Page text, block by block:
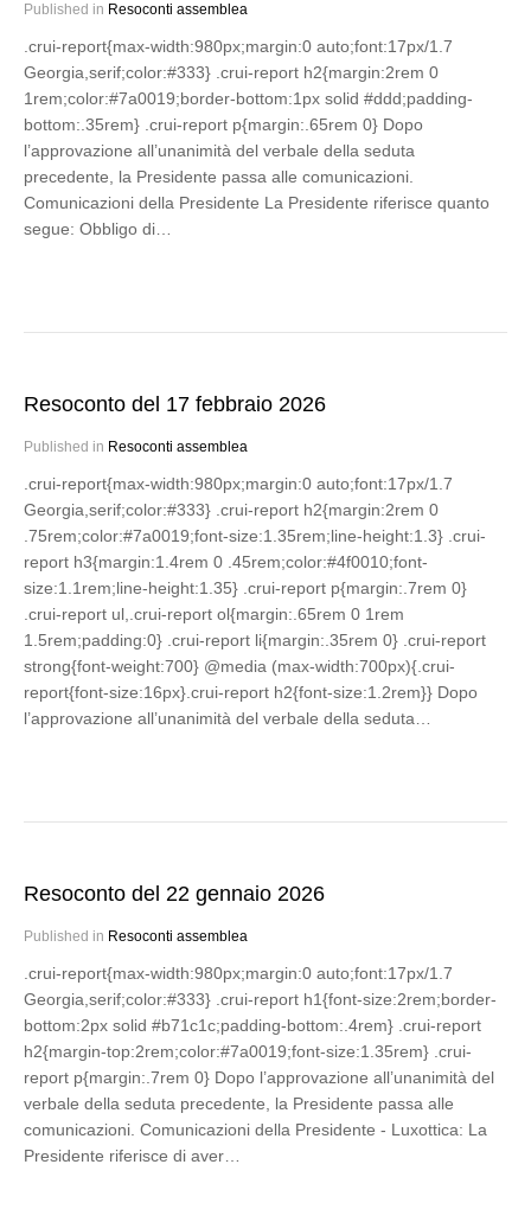
Published in Resoconti assemblea
.crui-report{max-width:980px;margin:0 auto;font:17px/1.7
Georgia,serif;color:#333} .crui-report h2{margin:2rem 0
1rem;color:#7a0019;border-bottom:1px solid #ddd;padding-
bottom:.35rem} .crui-report p{margin:.65rem 0} Dopo
l’approvazione all’unanimità del verbale della seduta
precedente, la Presidente passa alle comunicazioni.
Comunicazioni della Presidente La Presidente riferisce quanto
segue: Obbligo di…
Resoconto del 17 febbraio 2026
Published in Resoconti assemblea
.crui-report{max-width:980px;margin:0 auto;font:17px/1.7
Georgia,serif;color:#333} .crui-report h2{margin:2rem 0
.75rem;color:#7a0019;font-size:1.35rem;line-height:1.3} .crui-
report h3{margin:1.4rem 0 .45rem;color:#4f0010;font-
size:1.1rem;line-height:1.35} .crui-report p{margin:.7rem 0}
.crui-report ul,.crui-report ol{margin:.65rem 0 1rem
1.5rem;padding:0} .crui-report li{margin:.35rem 0} .crui-report
strong{font-weight:700} @media (max-width:700px){.crui-
report{font-size:16px}.crui-report h2{font-size:1.2rem}} Dopo
l’approvazione all’unanimità del verbale della seduta…
Resoconto del 22 gennaio 2026
Published in Resoconti assemblea
.crui-report{max-width:980px;margin:0 auto;font:17px/1.7
Georgia,serif;color:#333} .crui-report h1{font-size:2rem;border-
bottom:2px solid #b71c1c;padding-bottom:.4rem} .crui-report
h2{margin-top:2rem;color:#7a0019;font-size:1.35rem} .crui-
report p{margin:.7rem 0} Dopo l’approvazione all’unanimità del
verbale della seduta precedente, la Presidente passa alle
comunicazioni. Comunicazioni della Presidente - Luxottica: La
Presidente riferisce di aver…